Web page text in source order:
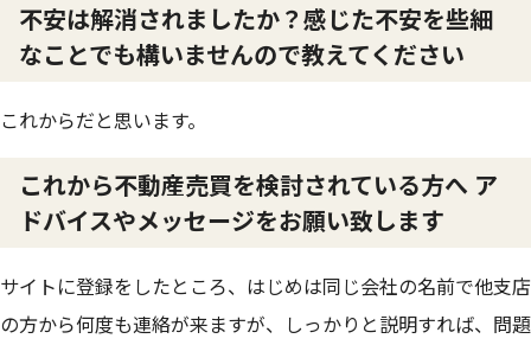
不安は解消されましたか？感じた不安を些細
なことでも構いませんので教えてください
これからだと思います。
これから不動産売買を検討されている方へ ア
ドバイスやメッセージをお願い致します
サイトに登録をしたところ、はじめは同じ会社の名前で他支店
の方から何度も連絡が来ますが、しっかりと説明すれば、問題